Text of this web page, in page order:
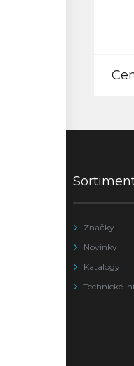
Značky
Novinky
Katalogy
Technické